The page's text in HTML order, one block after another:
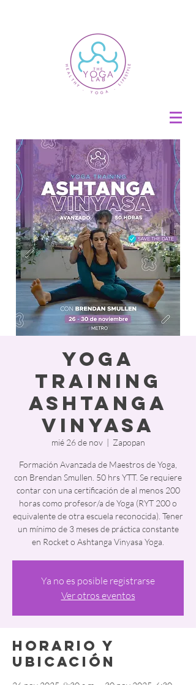
Yoga
Training
Ashtanga
Vinyasa
mié 26 de nov
  |
Zapopan
Formación Avanzada de Maestros de Yoga,
con Brendan Smullen. 50 hrs YTT. Se requiere
contar con una certificación de al menos 200
horas como profesor/a de Yoga (RYT 200 o
equivalente de otra escuela reconocida). Tener
un mínimo de 3 meses de práctica constante
en Rocket o Ashtanga Vinyasa Yoga.
Ya no es posible registrarse
Ver otros eventos
Horario y
ubicación